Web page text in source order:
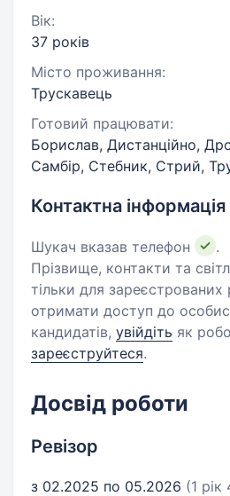
Вік:
37 років
Місто проживання:
Трускавець
Готовий працювати:
Борислав, Дистанційно,
Самбір, Стебник, Стрий,
Контактна інформація
Шукач вказав телефон
.
Прізвище, контакти та
тільки для
отримати доступ до
кандидатів, увійдіть як
зареєструйтеся.
Досвід роботи
Ревізор
з 02.2025 по 05.2026 (1 рік